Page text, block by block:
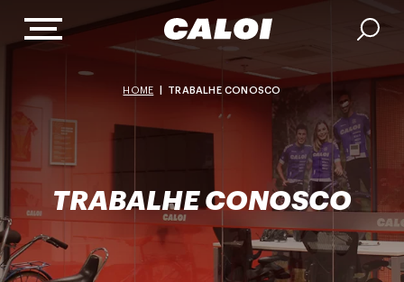
HOME TRABALHE CONOSCO
TRABALHE CONOSCO